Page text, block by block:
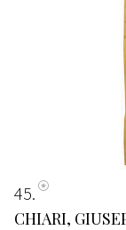
45
CHIARI,